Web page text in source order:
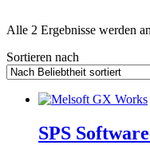
Alle 2 Ergebnisse werden
Sortieren nach
SPS